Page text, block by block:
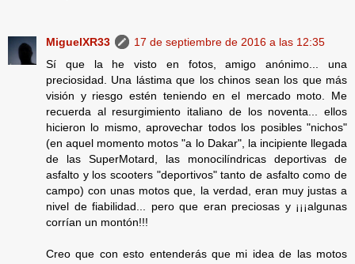
MiguelXR33
17 de septiembre de 2016 a las 12:35
Sí que la he visto en fotos, amigo anónimo... una
preciosidad. Una lástima que los chinos sean los que más
visión y riesgo estén teniendo en el mercado moto. Me
recuerda al resurgimiento italiano de los noventa... ellos
hicieron lo mismo, aprovechar todos los posibles "nichos"
(en aquel momento motos "a lo Dakar", la incipiente llegada
de las SuperMotard, las monocilíndricas deportivas de
asfalto y los scooters "deportivos" tanto de asfalto como de
campo) con unas motos que, la verdad, eran muy justas a
nivel de fiabilidad... pero que eran preciosas y ¡¡¡algunas
corrían un montón!!!
Creo que con esto entenderás que mi idea de las motos